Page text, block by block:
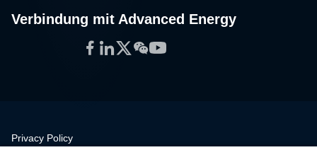
Verbindung mit Advanced Energy
Facebook
LinkedIn
Twitter
WeChat
YouTube
Privacy Policy